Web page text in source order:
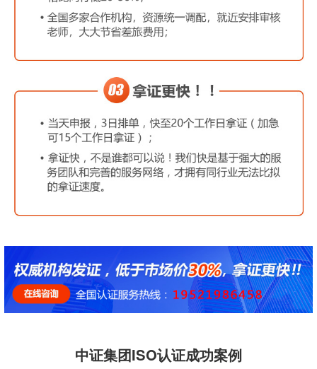
中证集团ISO认证成功案例